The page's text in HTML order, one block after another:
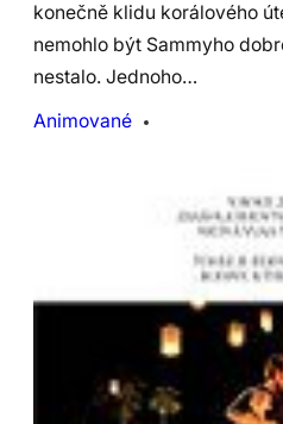
konečně klidu korálového
nemohlo být Sammyho
nestalo. Jednoho…
Animované